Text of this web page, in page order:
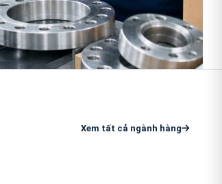
Xem tất cả ngành hàng